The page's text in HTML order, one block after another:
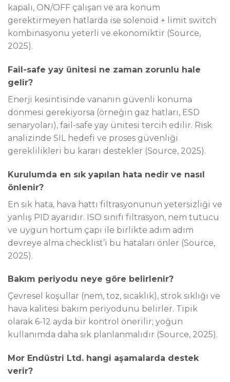
kapalı, ON/OFF çalışan ve ara konum
gerektirmeyen hatlarda ise solenoid + limit switch
kombinasyonu yeterli ve ekonomiktir (Source,
2025).
Fail-safe yay ünitesi ne zaman zorunlu hale
gelir?
Enerji kesintisinde vananın güvenli konuma
dönmesi gerekiyorsa (örneğin gaz hatları, ESD
senaryoları), fail-safe yay ünitesi tercih edilir. Risk
analizinde SIL hedefi ve proses güvenliği
gereklilikleri bu kararı destekler (Source, 2025).
Kurulumda en sık yapılan hata nedir ve nasıl
önlenir?
En sık hata, hava hattı filtrasyonunun yetersizliği ve
yanlış PID ayarıdır. ISO sınıfı filtrasyon, nem tutucu
ve uygun hortum çapı ile birlikte adım adım
devreye alma checklist’i bu hataları önler (Source,
2025).
Bakım periyodu neye göre belirlenir?
Çevresel koşullar (nem, toz, sıcaklık), strok sıklığı ve
hava kalitesi bakım periyodunu belirler. Tipik
olarak 6-12 ayda bir kontrol önerilir; yoğun
kullanımda daha sık planlanmalıdır (Source, 2025).
Mor Endüstri Ltd. hangi aşamalarda destek
verir?